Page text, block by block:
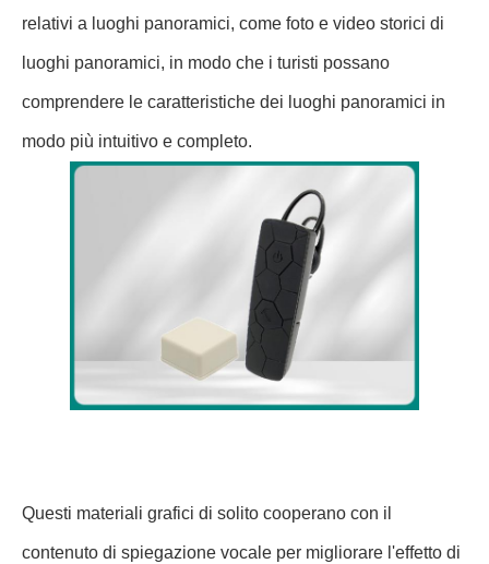
relativi a luoghi panoramici, come foto e video storici di
luoghi panoramici, in modo che i turisti possano
comprendere le caratteristiche dei luoghi panoramici in
modo più intuitivo e completo.
Questi materiali grafici di solito cooperano con il
contenuto di spiegazione vocale per migliorare l'effetto di